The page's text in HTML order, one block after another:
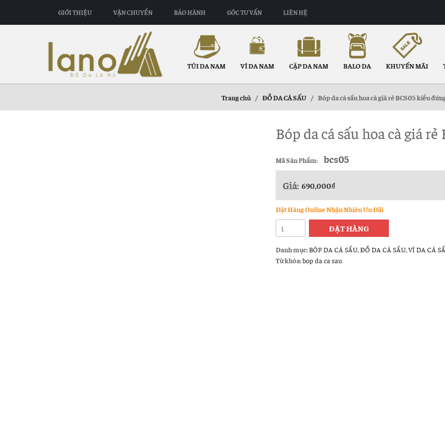
GIỚI THIỆU VẬN CHUYỂN BẢO HÀNH GÓC TƯ VẤN LIÊN HỆ
TÚI DA NAM VÍ DA NAM CẶP DA NAM BALO DA KHUYẾN MÃI
Trang chủ / ĐỒ DA CÁ SẤU / Bóp da cá sấu hoa cà giá rẻ BCS05 kiểu
Bóp da cá sấu hoa cà giá
Mã Sản Phẩm: bcs05
Giá: 690,000₫
Đặt Hàng Online Nhận Nhièu Ưu Đãi
Bóp
da
cá
sấu
ĐẶT HÀNG
Danh mục:BÓP DA CÁ SẤU,ĐỒ DA CÁ SẤU,VÍ DA CÁ
Từ khóa:bop da ca sau